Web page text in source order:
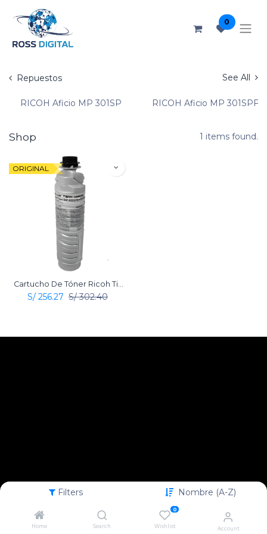
Filters Nombre (A-Z)
Home Search
0
Wishlist Account
0
Repuestos See All
RICOH Aficio MP 301SP RICOH Aficio MP 301SPF
Shop 1 items found.
ORIGINAL
S/ 256.27 S/302.40